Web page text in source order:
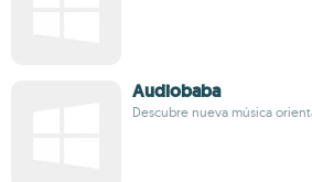
Audiobaba
Descubre nueva música